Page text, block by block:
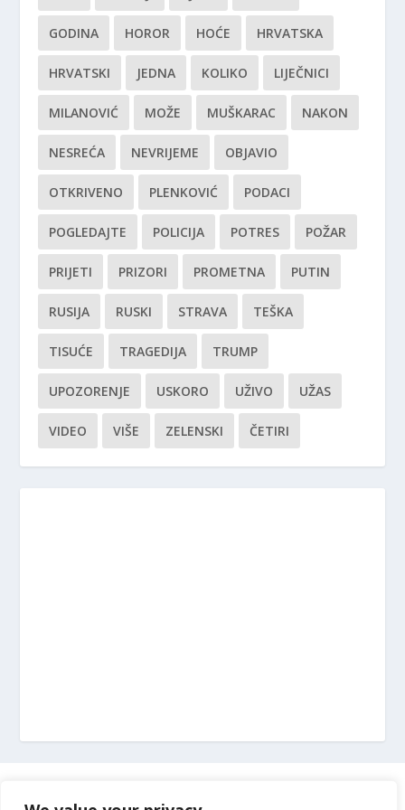
GODINA HOROR HOĆE HRVATSKA
HRVATSKI JEDNA KOLIKO LIJEČNICI
MILANOVIĆ MOŽE MUŠKARAC NAKON
NESREĆA NEVRIJEME OBJAVIO
OTKRIVENO PLENKOVIĆ PODACI
POGLEDAJTE POLICIJA POTRES POŽAR
PRIJETI PRIZORI PROMETNA PUTIN
RUSIJA RUSKI STRAVA TEŠKA
TISUĆE TRAGEDIJA TRUMP
UPOZORENJE USKORO UŽIVO UŽAS
VIDEO VIŠE ZELENSKI ČETIRI